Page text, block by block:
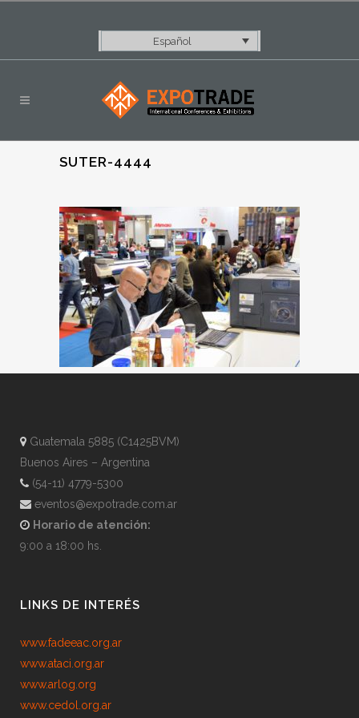
Español
SUTER-4444
Guatemala 5885 (C1425BVM)
Buenos Aires – Argentina
(54-11) 4779-5300
eventos@expotrade.com.ar
Horario de atención:
9:00 a 18:00 hs.
LINKS DE INTERÉS
www.fadeeac.org.ar
www.ataci.org.ar
www.arlog.org
www.cedol.org.ar